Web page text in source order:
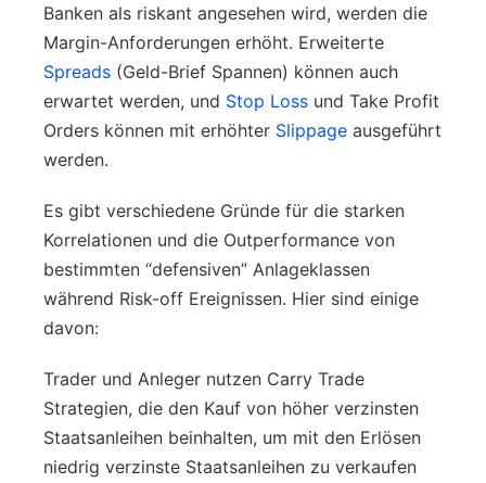
Banken als riskant angesehen wird, werden die
Margin-Anforderungen erhöht. Erweiterte
Spreads (Geld-Brief Spannen) können auch
erwartet werden, und Stop Loss und Take Profit
Orders können mit erhöhter Slippage ausgeführt
werden.
Es gibt verschiedene Gründe für die starken
Korrelationen und die Outperformance von
bestimmten “defensiven” Anlageklassen
während Risk-off Ereignissen. Hier sind einige
davon:
Trader und Anleger nutzen Carry Trade
Strategien, die den Kauf von höher verzinsten
Staatsanleihen beinhalten, um mit den Erlösen
niedrig verzinste Staatsanleihen zu verkaufen